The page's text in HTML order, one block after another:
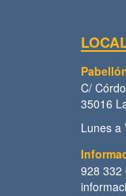
C/
35016
Lunes a
928 332